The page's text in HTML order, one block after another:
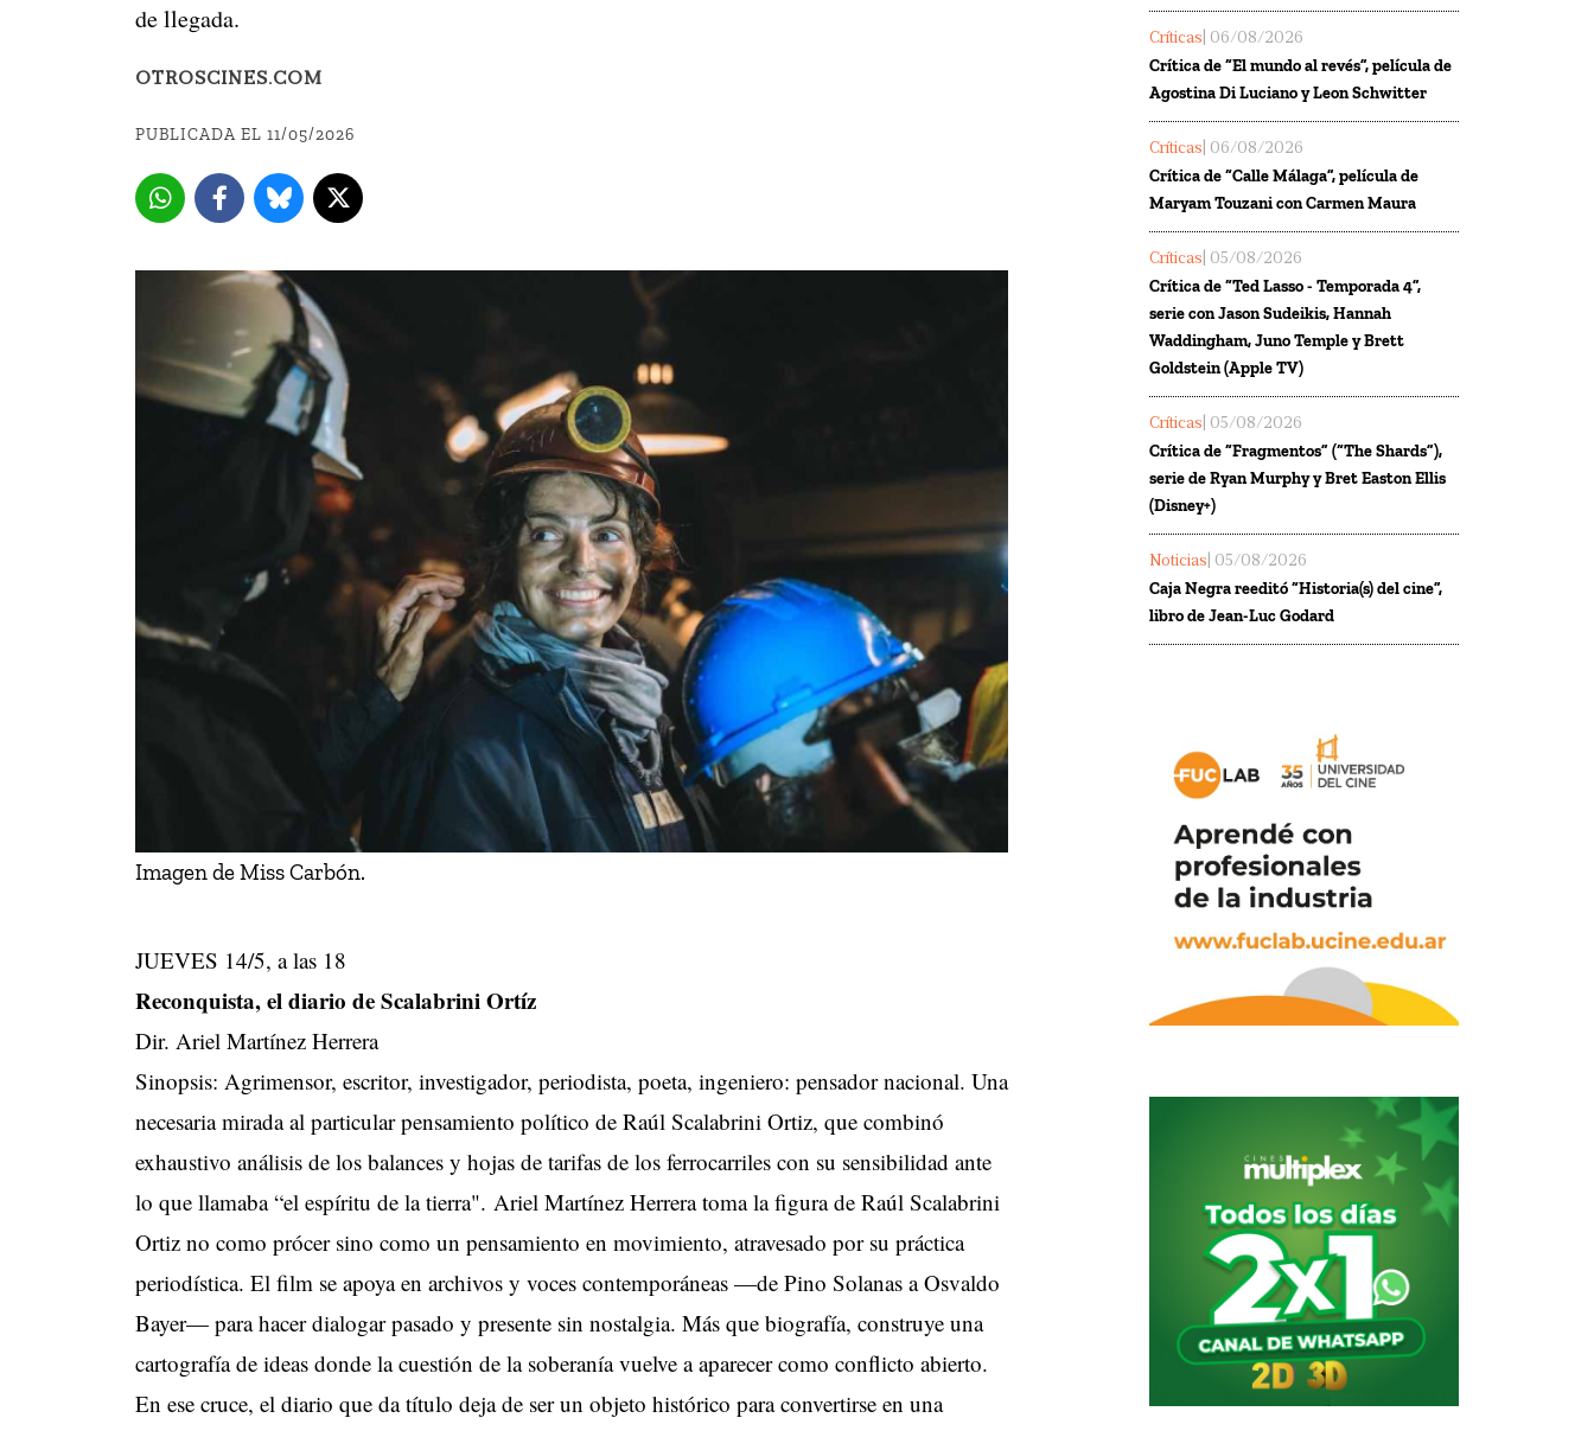
de llegada.
OTROSCINES.COM
PUBLICADA EL 11/05/2026
Imagen de Miss Carbón.
JUEVES 14/5, a las 18
Reconquista, el diario de Scalabrini Ortíz
Dir. Ariel Martínez Herrera
Sinopsis: Agrimensor, escritor, investigador, periodista, poeta, ingeniero: pensador nacional. Una
necesaria mirada al particular pensamiento político de Raúl Scalabrini Ortiz, que combinó
exhaustivo análisis de los balances y hojas de tarifas de los ferrocarriles con su sensibilidad ante
lo que llamaba “el espíritu de la tierra". Ariel Martínez Herrera toma la figura de Raúl Scalabrini
Ortiz no como prócer sino como un pensamiento en movimiento, atravesado por su práctica
periodística. El film se apoya en archivos y voces contemporáneas —de Pino Solanas a Osvaldo
Bayer— para hacer dialogar pasado y presente sin nostalgia. Más que biografía, construye una
cartografía de ideas donde la cuestión de la soberanía vuelve a aparecer como conflicto abierto.
En ese cruce, el diario que da título deja de ser un objeto histórico para convertirse en una
Críticas | 06/08/2026
Crítica de “El mundo al revés”, película de
Agostina Di Luciano y Leon Schwitter
Críticas | 06/08/2026
Crítica de “Calle Málaga”, película de
Maryam Touzani con Carmen Maura
Críticas | 05/08/2026
Crítica de “Ted Lasso - Temporada 4”,
serie con Jason Sudeikis, Hannah
Waddingham, Juno Temple y Brett
Goldstein (Apple TV)
Críticas | 05/08/2026
Crítica de “Fragmentos” (“The Shards”),
serie de Ryan Murphy y Bret Easton Ellis
(Disney+)
Noticias | 05/08/2026
Caja Negra reeditó “Historia(s) del cine”,
libro de Jean-Luc Godard